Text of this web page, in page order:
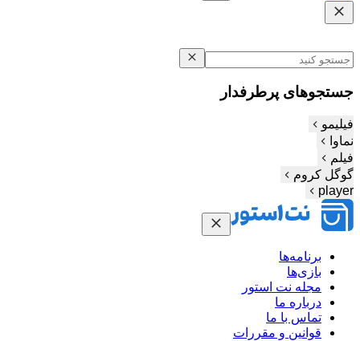
جستجوهای پرطرفدار
فیلیمو
نماوا
فیلم‌
گوگل کروم
player
برنامه‌ها
بازی‌ها
مجله نت استور
درباره ما
تماس با ما
قوانین و مقررات